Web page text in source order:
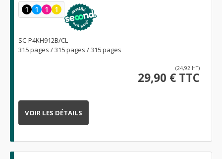
1 1 1 1
SC-P4KH912B/CL
315 pages / 315 pages / 315 pages
(24,92 HT)
29,90 € TTC
VOIR LES DÉTAILS